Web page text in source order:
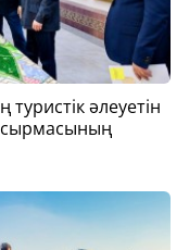
әлеуетін